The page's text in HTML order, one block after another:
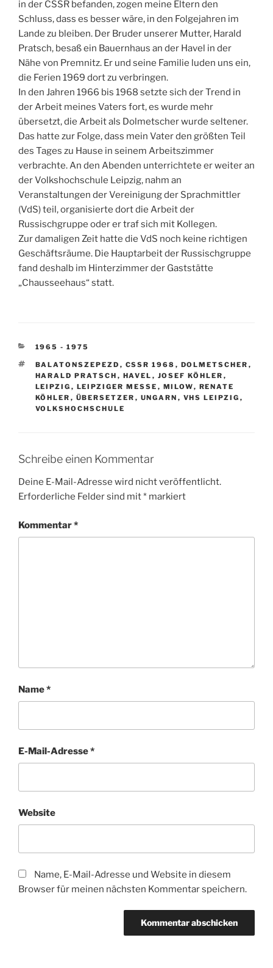
in der CSSR befanden, zogen meine Eltern den
Schluss, dass es besser wäre, in den Folgejahren im
Lande zu bleiben. Der Bruder unserer Mutter, Harald
Pratsch, besaß ein Bauernhaus an der Havel in der
Nähe von Premnitz. Er und seine Familie luden uns ein,
die Ferien 1969 dort zu verbringen.
In den Jahren 1966 bis 1968 setzte sich der Trend in
der Arbeit meines Vaters fort, es wurde mehr
übersetzt, die Arbeit als Dolmetscher wurde seltener.
Das hatte zur Folge, dass mein Vater den größten Teil
des Tages zu Hause in seinem Arbeitszimmer
verbrachte. An den Abenden unterrichtete er weiter an
der Volkshochschule Leipzig, nahm an
Veranstaltungen der Vereinigung der Sprachmittler
(VdS) teil, organisierte dort die Arbeit der
Russischgruppe oder er traf sich mit Kollegen.
Zur damaligen Zeit hatte die VdS noch keine richtigen
Geschäftsräume. Die Hauptarbeit der Russischgruppe
fand deshalb im Hinterzimmer der Gaststätte
„Chausseehaus“ statt.
KATEGORIEN
1965 - 1975
SCHLAGWÖRTER
BALATONSZEPEZD , CSSR 1968 , DOLMETSCHER ,
HARALD PRATSCH , HAVEL , JOSEF KÖHLER ,
LEIPZIG , LEIPZIGER MESSE , MILOW, RENATE
KÖHLER , ÜBERSETZER , UNGARN , VHS LEIPZIG ,
VOLKSHOCHSCHULE
Schreibe einen Kommentar
Deine E-Mail-Adresse wird nicht veröffentlicht.
Erforderliche Felder sind mit* markiert
Kommentar*
Name*
E-Mail-Adresse*
Website
Name, E-Mail-Adresse und Website in diesem
Browser für meinen nächsten Kommentar speichern.